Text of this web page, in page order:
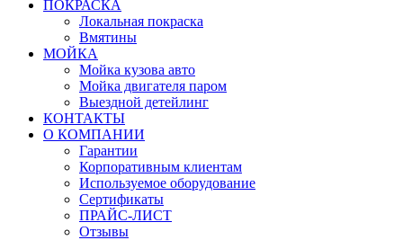
ПОКРАСКА
Локальная покраска
Вмятины
МОЙКА
Мойка кузова авто
Мойка двигателя паром
Выездной детейлинг
КОНТАКТЫ
О КОМПАНИИ
Гарантии
Корпоративным клиентам
Используемое оборудование
Сертификаты
ПРАЙС-ЛИСТ
Отзывы